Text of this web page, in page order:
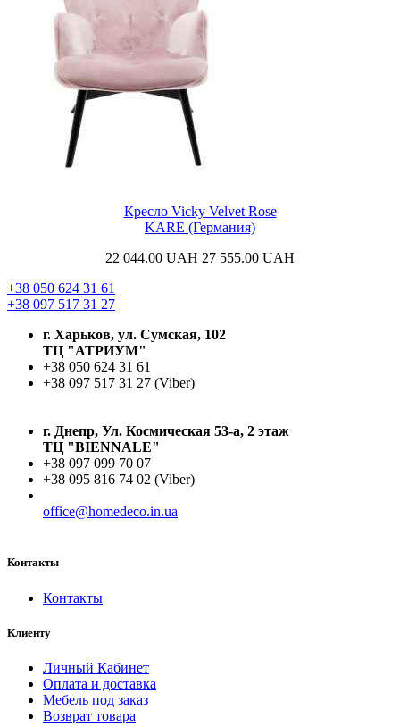
Кресло Vicky Velvet Rose
KARE (Германия)
22 044.00 UAH 27 555.00 UAH
+38 050 624 31 61
+38 097 517 31 27
г. Харьков, ул. Сумская, 102
ТЦ "АТРИУМ"
+38 050 624 31 61
+38 097 517 31 27 (Viber)
г. Днепр, Ул. Космическая 53-а, 2 этаж
ТЦ "BIENNALE"
+38 097 099 70 07
+38 095 816 74 02 (Viber)
office@homedeco.in.ua
Контакты
Контакты
Клиенту
Личный Кабинет
Оплата и доставка
Мебель под заказ
Возврат товара